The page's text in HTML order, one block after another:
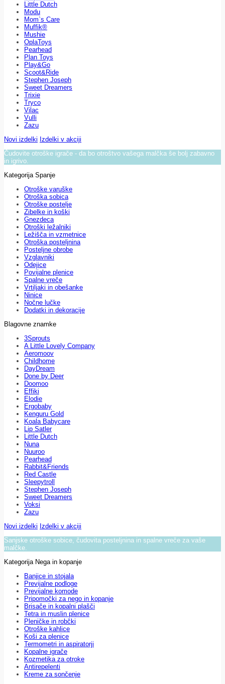
Little Dutch
Modu
Mom`s Care
Muffik®
Mushie
OplaToys
Pearhead
Plan Toys
Play&Go
Scoot&Ride
Stephen Joseph
Sweet Dreamers
Trixie
Tryco
Vilac
Vulli
Zazu
Novi izdelki Izdelki v akciji
Čudovite otroške igrače - da bo otroštvo vašega malčka še bolj zabavno
in igrivo.
Kategorija Spanje
Otroške varuške
Otroška sobica
Otroške postelje
Zibelke in koški
Gnezdeca
Otroški ležalniki
Ležišča in vzmetnice
Otroška posteljnina
Posteljne obrobe
Vzglavniki
Odejice
Povijalne plenice
Spalne vreče
Vrtiljaki in obešanke
Ninice
Nočne lučke
Dodatki in dekoracije
Blagovne znamke
3Sprouts
A Little Lovely Company
Aeromoov
Childhome
DayDream
Done by Deer
Doomoo
Effiki
Elodie
Ergobaby
Kenguru Gold
Koala Babycare
Lip Satler
Little Dutch
Nuna
Nuuroo
Pearhead
Rabbit&Friends
Red Castle
Sleepytroll
Stephen Joseph
Sweet Dreamers
Voksi
Zazu
Novi izdelki Izdelki v akciji
Sanjske otroške sobice, čudovita posteljnina in spalne vreče za vaše
malčke.
Kategorija Nega in kopanje
Banjice in stojala
Previjalne podloge
Previjalne komode
Pripomočki za nego in kopanje
Brisače in kopalni plašči
Tetra in muslin plenice
Pleničke in robčki
Otroške kahlice
Koši za plenice
Termometri in aspiratorji
Kopalne igrače
Kozmetika za otroke
Antirepelenti
Kreme za sončenje